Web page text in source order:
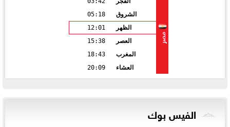
مصر
الشروق
05:18
الظهر
12:01
العصر
15:38
المغرب
18:43
العشاء
20:09
الفيس بوك